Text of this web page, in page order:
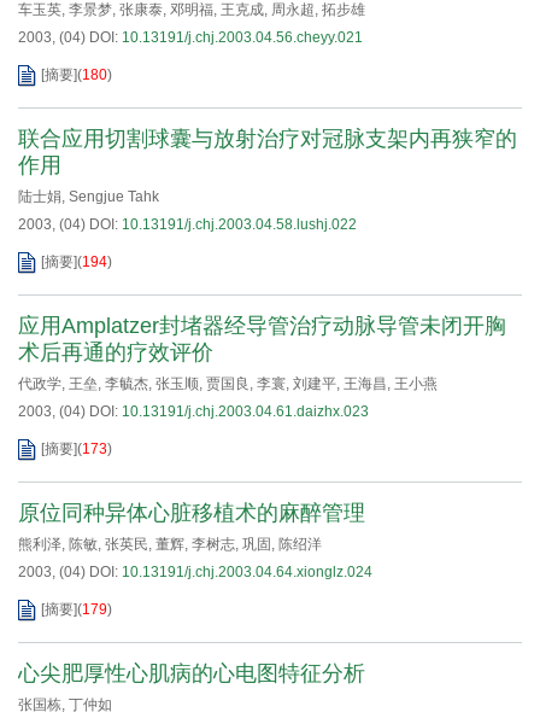
车玉英, 李景梦, 张康泰, 邓明福, 王克成, 周永超, 拓步雄
2003, (04) DOI: 10.13191/j.chj.2003.04.56.cheyy.021
[摘要](180)
联合应用切割球囊与放射治疗对冠脉支架内再狭窄的
作用
陆士娟, Sengjue Tahk
2003, (04) DOI: 10.13191/j.chj.2003.04.58.lushj.022
[摘要](194)
应用Amplatzer封堵器经导管治疗动脉导管未闭开胸
术后再通的疗效评价
代政学, 王垒, 李毓杰, 张玉顺, 贾国良 , 李寰, 刘建平, 王海昌, 王小燕
2003, (04) DOI: 10.13191/j.chj.2003.04.61.daizhx.023
[摘要](173)
原位同种异体心脏移植术的麻醉管理
熊利泽, 陈敏, 张英民, 董辉, 李树志, 巩固 , 陈绍洋
2003, (04) DOI: 10.13191/j.chj.2003.04.64.xionglz.024
[摘要](179)
心尖肥厚性心肌病的心电图特征分析
张国栋, 丁仲如